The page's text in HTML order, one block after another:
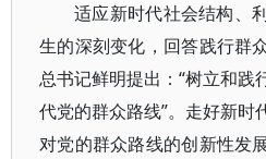
适应新时代社会结构、
生的深刻变化，回答践行群
总书记鲜明提出：“树立和践
代党的群众路线”。走好新时
对党的群众路线的创新性发